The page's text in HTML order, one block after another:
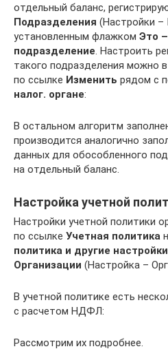
отдельный баланс,
Подразделения (Настройки –
установленным флажком Это
подразделение. Настроить
такого подразделения можно
по ссылке Изменить рядом с
налог. органе:
В остальном алгоритм
производится аналогично
данных для обособленного
на отдельный баланс.
Настройка учетной
Настройки учетной политики
по ссылке Учетная политика
политика и другие настройки
Организации (Настройка –
В учетной политике есть
с расчетом НДФЛ:
Рассмотрим их подробнее.